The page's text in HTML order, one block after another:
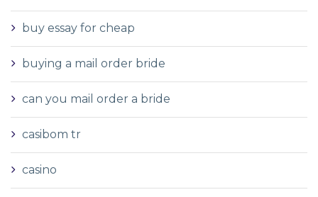
buy essay for cheap
buying a mail order bride
can you mail order a bride
casibom tr
casino